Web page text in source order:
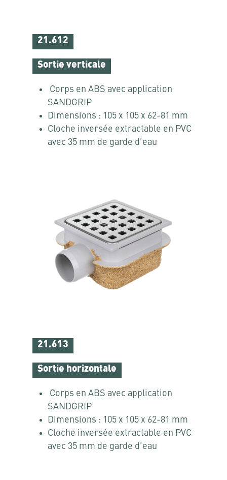
21.612
Sortie verticale
Corps en ABS avec application
SANDGRIP
Dimensions : 105 x 105 x 62-81 mm
Cloche inversée extractable en PVC
avec 35 mm de garde d’eau
21.613
Sortie horizontale
Corps en ABS avec application
SANDGRIP
Dimensions : 105 x 105 x 62-81 mm
Cloche inversée extractable en PVC
avec 35 mm de garde d’eau